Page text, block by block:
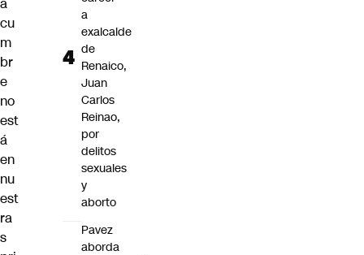
cu
m
br
e
no
est
á
en
nu
est
ra
s
a
exalcalde
de
Renaico,
Juan
Carlos
Reinao,
por
delitos
sexuales
y
aborto
Pavez
aborda